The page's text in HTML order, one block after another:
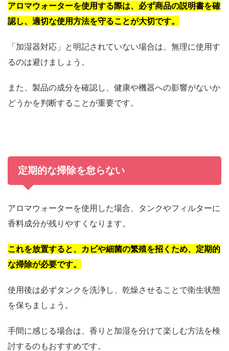
アロマウォーターを使用する際は、必ず商品の説明書を確
認し、適切な使用方法を守ることが大切です。
「加湿器対応」と明記されていない場合は、無理に使用す
るのは避けましょう。
また、製品の成分を確認し、健康や機器への影響がないか
どうかを判断することが重要です。
定期的な掃除を怠らない
アロマウォーターを使用した場合、タンクやフィルターに
香料成分が残りやすくなります。
これを放置すると、カビや細菌の繁殖を招くため、定期的
な掃除が必要です。
使用後は必ずタンクを洗浄し、乾燥させることで衛生状態
を保ちましょう。
手間に感じる場合は、香りと加湿を分けて楽しむ方法を検
討するのもおすすめです。